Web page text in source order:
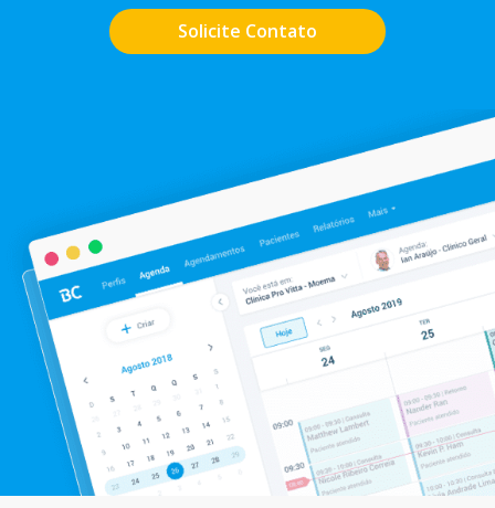
Solicite Contato